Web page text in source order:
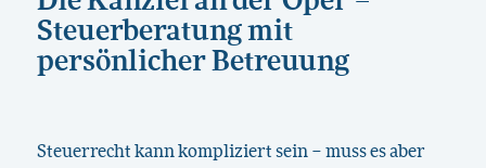
Steuerberatung mit
persönlicher Betreuung
Steuerrecht kann kompliziert sein – muss es aber